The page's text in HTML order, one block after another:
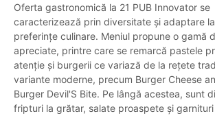
Oferta gastronomică la 21 PUB Innovator se
caracterizează prin diversitate și adaptare
preferințe culinare. Meniul propune o gamă
apreciate, printre care se remarcă pastele
atenție și burgerii ce variază de la rețete
variante moderne, precum Burger Cheese
Burger Devil'S Bite. Pe lângă acestea, sunt
fripturi la grătar, salate proaspete și